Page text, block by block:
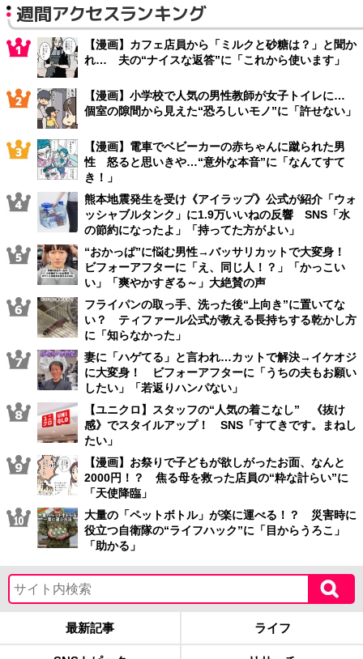
週間アクセスランキング
【漫画】カフェ店員から「ミルクと砂糖は？」と聞か
れ… 夫の“ナイスな返答”に「これから使います」
【漫画】小学校で人気の男性教師が女子トイレに…
個室の隙間から見えた“恐ろしいモノ”に「許せない」
【漫画】電車でベビーカーの赤ちゃんに蹴られた男
性 怒ると思いきや…“意外な本音”に「なんてすて
き！」
熊本地震発生を受け《アイラップ》公式が紹介「ウォ
ッシャブルタンク」に1.9万いいねの反響 SNS「水
の節約になったよ」「持ってた方がよい」
“おかっぱ”に悩む男性→バッサリカットで大変身！
ビフォーアフターに「え、同じ人！？」「かっこい
い」「爽やかすぎる～」大絶賛の声
フライパンの取っ手、洗った後“上向き”に置いてな
い？ ティファール公式が教える長持ちする乾かし方
に「知らなかった」
妻に「ハゲてる」と言われ…カットで解決→イケオジ
に大変身！ ビフォーアフターに「うちの夫もお願い
したい」「若返りハンパない」
【ユニクロ】スタッフの“人気の着こなし” 《抜け
感》でスタイルアップ！ SNS「すてきです。まねし
たい」
【漫画】お祭りで子どもが欲しがったお面、なんと
2000円！？ 焦る母を救った店員の“粋な計らい”に
「天使降臨」
大量の「ペットボトル」が楽に運べる！？ 災害時に
役立つ自衛隊の“ライフハック”に「目からうろこ」
「助かる」
最新記事 ライフ